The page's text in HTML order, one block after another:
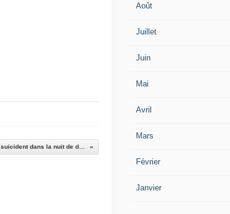
Août
Juillet
Juin
Mai
Avril
Mars
Février
Janvier